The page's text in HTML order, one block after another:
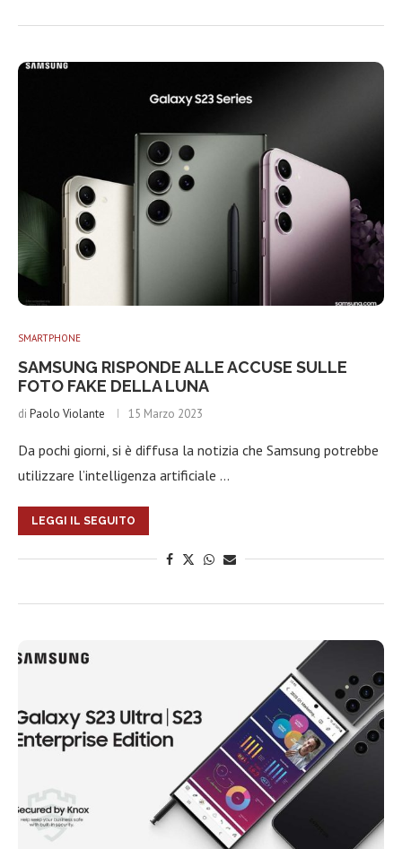
SMARTPHONE
SAMSUNG RISPONDE ALLE ACCUSE SULLE
FOTO FAKE DELLA LUNA
di Paolo Violante 15 Marzo 2023
Da pochi giorni, si è diffusa la notizia che Samsung potrebbe
utilizzare l’intelligenza artificiale …
LEGGI IL SEGUITO